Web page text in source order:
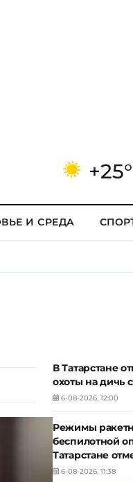
+25°
И СРЕДА
В Татарстане
охоты на дичь
6-08-2026, 12:00
Режимы
беспилотной
Татарстане
6-08-2026, 11:38